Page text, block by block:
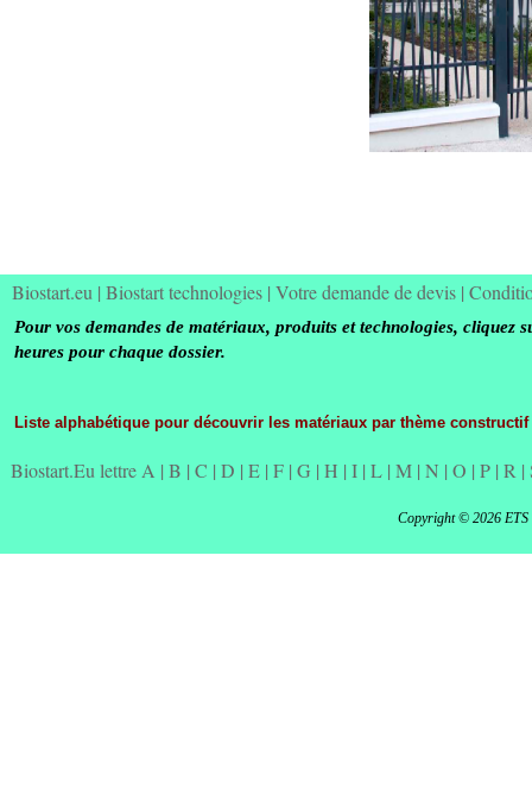
Pour vos demandes de matériaux, produits et technologies, cliquez
heures pour chaque dossier.
Biostart.eu | Biostart technologies | Votre demande de devis |
Liste alphabétique pour découvrir les matériaux par thème constructif
Biostart.Eu lettre A | B | C | D | E | F | G | H | I | L | M | N | O | P | R |
Copyright © 2026 ETS